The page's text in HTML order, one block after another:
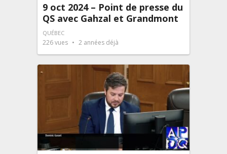
9 oct 2024 – Point de presse du
QS avec Gahzal et Grandmont
QUÉBEC
226vues 2 années déjà